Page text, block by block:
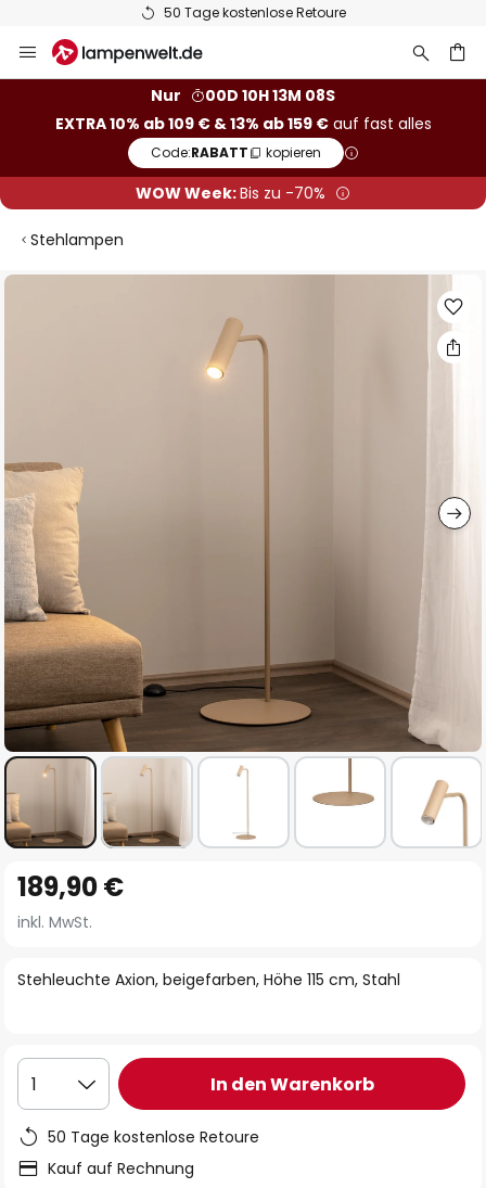
50 Tage kostenlose Retoure
Inhalt
Nur
00D 10H 13M 07S
EXTRA 10% ab 109 € & 13% ab 159 €auf fast alles
Code:RABATT kopieren
WOW Week:Bis zu -70%
Stehlampen
Zum
Anfang
der
springen
Stehleuchte Axion, beigefarben, Höhe 115 cm, Stahl
189,90 €
inkl. MwSt.
1 In den Warenkorb
50 Tage kostenlose Retoure
Kauf auf Rechnung